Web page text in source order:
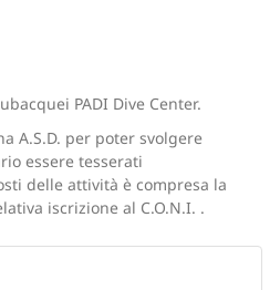
PADI Dive Center.
A.S.D. per poter svolgere
essere tesserati
delle attività è compresa la
iscrizione al C.O.N.I. .